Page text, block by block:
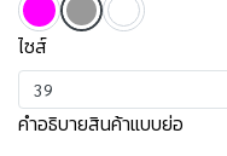
ไซส์
39
คำอธิบายสินค้าแบบย่อ